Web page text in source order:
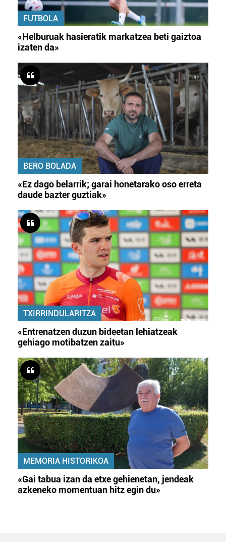
baliatzen gara. Ohar hau onartuz gero, teknologia hori
erabiltzeko baimen esplizitua ematen diguzu.Gehiago
irakurri
FUTBOLA
«Helburuak hasieratik markatzea beti gaiztoa
izaten da»
BERO BOLADA
«Ez dago belarrik; garai honetarako oso erreta
daude bazter guztiak»
TXIRRINDULARITZA
«Entrenatzen duzun bideetan lehiatzeak
gehiago motibatzen zaitu»
MEMORIA HISTORIKOA
«Gai tabua izan da etxe gehienetan, jendeak
azkeneko momentuan hitz egin du»